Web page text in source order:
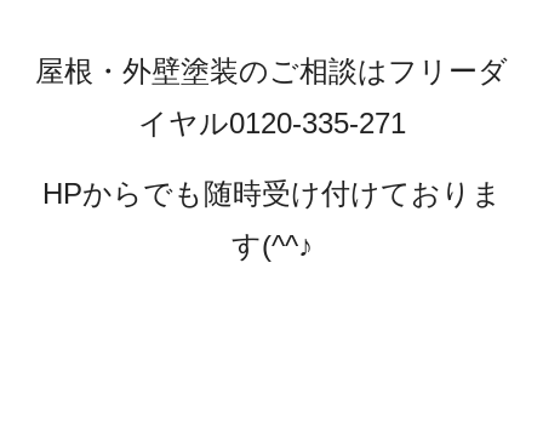
屋根・外壁塗装のご相談はフリーダ
イヤル0120-335-271
HPからでも随時受け付けておりま
す(^^♪